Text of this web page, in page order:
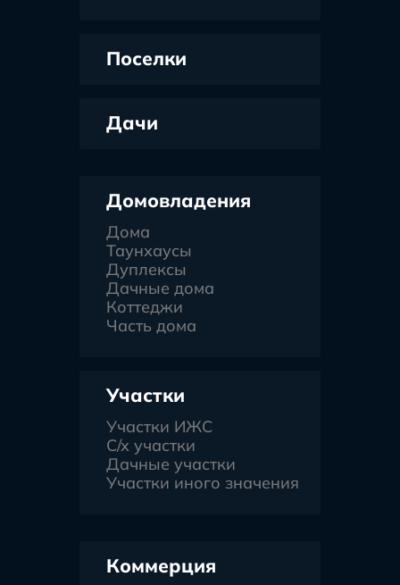
Поселки
Дачи
Домовладения
Дома
Таунхаусы
Дуплексы
Дачные дома
Коттеджи
Часть дома
Участки
Участки ИЖС
С/х участки
Дачные участки
Участки иного значения
Коммерция